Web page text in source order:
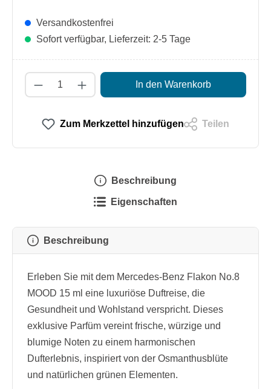
Versandkostenfrei
Sofort verfügbar, Lieferzeit: 2-5 Tage
Produkt Anzahl: Gib den gewünschten
In den Warenkorb
Zum Merkzettel hinzufügen Teilen
Beschreibung
Eigenschaften
Beschreibung
Erleben Sie mit dem Mercedes-Benz Flakon No.8
MOOD 15 ml eine luxuriöse Duftreise, die
Gesundheit und Wohlstand verspricht. Dieses
exklusive Parfüm vereint frische, würzige und
blumige Noten zu einem harmonischen
Dufterlebnis, inspiriert von der Osmanthusblüte
und natürlichen grünen Elementen.